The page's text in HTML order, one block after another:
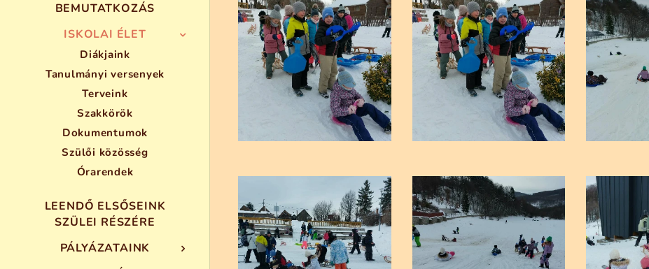
BEMUTATKOZÁS
ISKOLAI ÉLET
Diákjaink
Tanulmányi versenyek
Terveink
Szakkörök
Dokumentumok
Szülői közösség
Órarendek
LEENDŐ ELSŐSEINK
SZÜLEI RÉSZÉRE
PÁLYÁZATAINK